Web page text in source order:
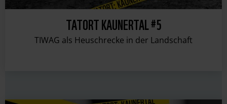
TATORT KAUNERTAL #5
TIWAG als Heuschrecke in der Landschaft